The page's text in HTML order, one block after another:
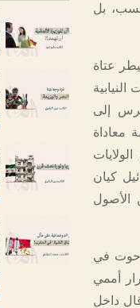
بل
عتاة
إلى
معاداة
كيان
الأصول
حوت في
أممي
داخل